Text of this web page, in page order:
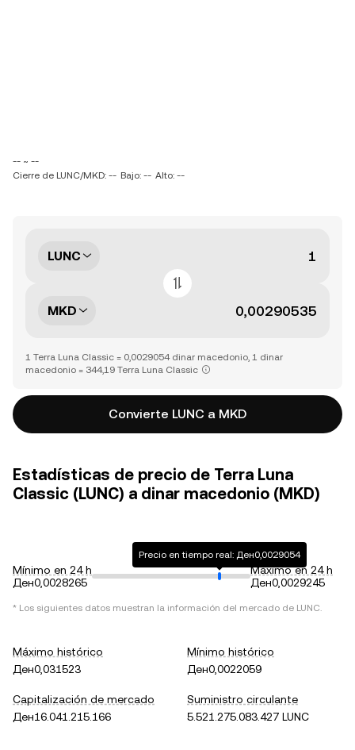
-- ~ --
Cierre de LUNC/MKD: -- Bajo: -- Alto: --
LUNC
MKD
1 Terra Luna Classic = 0,0029054 dinar macedonio, 1 dinar
macedonio = 344,19 Terra Luna Classic
Convierte LUNC a MKD
Estadísticas de precio de Terra Luna
Classic (LUNC) a dinar macedonio (MKD)
Mínimo en 24 h
Ден0,0028265
Precio en tiempo real: Ден0,0029054
Máximo en 24 h
Ден0,0029245
* Los siguientes datos muestran la información del mercado de LUNC.
Máximo histórico
Ден0,031523
Mínimo histórico
Ден0,0022059
Capitalización de mercado
Ден16.041.215.166
Suministro circulante
5.521.275.083.427 LUNC